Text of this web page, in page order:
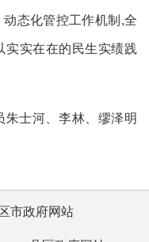
态化管控工作机制,全
实实在在的民生实绩践
士河、李林、缪泽明
市政府网站